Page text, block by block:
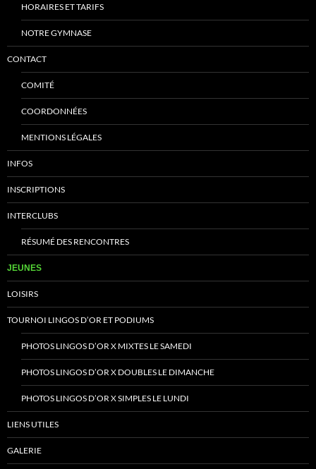
HORAIRES ET TARIFS
NOTRE GYMNASE
CONTACT
COMITÉ
COORDONNÉES
MENTIONS LÉGALES
INFOS
INSCRIPTIONS
INTERCLUBS
RÉSUMÉ DES RENCONTRES
JEUNES
LOISIRS
TOURNOI LINGOS D’OR ET PODIUMS
PHOTOS LINGOS D’OR X MIXTES LE SAMEDI
PHOTOS LINGOS D’OR X DOUBLES LE DIMANCHE
PHOTOS LINGOS D’OR X SIMPLES LE LUNDI
LIENS UTILES
GALERIE